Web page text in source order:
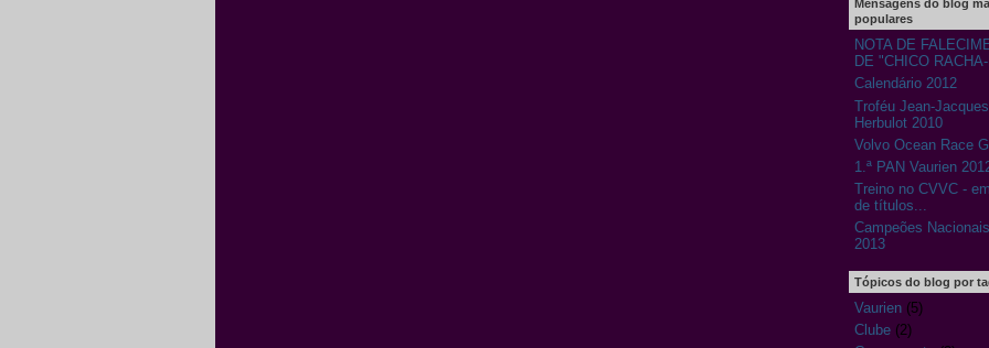
Mensagens do blog
populares
NOTA DE
DE "CHICO
Calendário 2012
Troféu Jean-Jacques
Herbulot 2010
Volvo Ocean Race
1.ª PAN Vaurien
Treino no CVVC -
de títulos...
Campeões
2013
Tópicos do blog por
Vaurien(5)
Clube(2)